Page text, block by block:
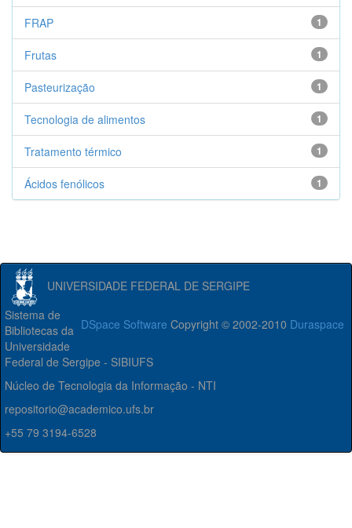
1
FRAP
1
Frutas
1
Pasteurização
1
Tecnologia de alimentos
1
Tratamento térmico
1
Ácidos fenólicos
UNIVERSIDADE FEDERAL DE SERGIPE
DSpace Software Copyright © 2002-2010 Duraspace
Sistema de
Bibliotecas da
Universidade
Federal de Sergipe - SIBIUFS
Núcleo de Tecnologia da Informação - NTI
repositorio@academico.ufs.br
+55 79 3194-6528